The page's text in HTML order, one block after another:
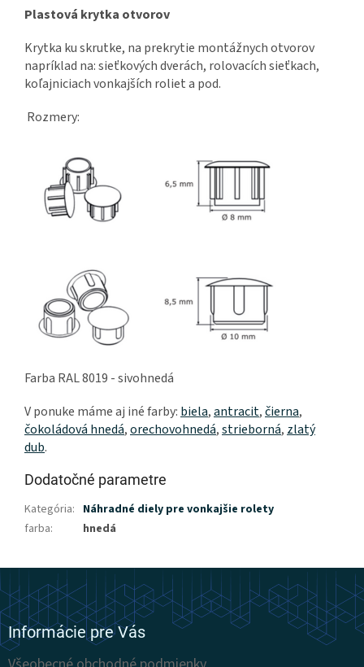
Plastová krytka otvorov
Krytka ku skrutke, na prekrytie montážnych otvorov
napríklad na: sieťkových dverách, rolovacích sieťkach,
koľajniciach vonkajších roliet a pod.
Rozmery:
Farba RAL 8019 - sivohnedá
V ponuke máme aj iné farby: biela,antracit,čierna,
čokoládová hnedá,orechovohnedá,strieborná, zlatý
dub.
Dodatočné parametre
Kategória: Náhradné diely pre vonkajšie rolety
farba: hnedá
Z
á
p
ä
t
Informácie pre Vás